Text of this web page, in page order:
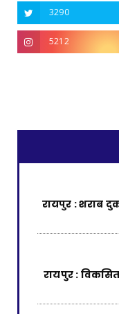
3290
5212
रायपुर : शराब
रायपुर :